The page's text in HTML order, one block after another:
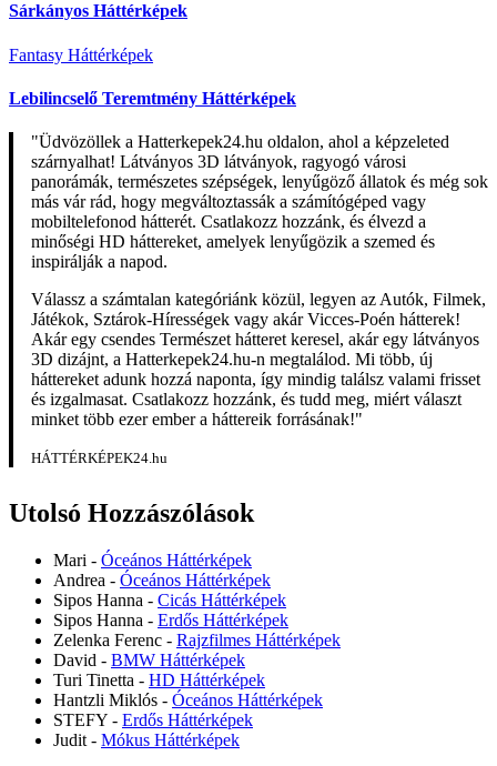
Sárkányos Háttérképek
Fantasy Háttérképek
Lebilincselő Teremtmény Háttérképek
"Üdvözöllek a Hatterkepek24.hu oldalon, ahol a képzeleted
szárnyalhat! Látványos 3D látványok, ragyogó városi
panorámák, természetes szépségek, lenyűgöző állatok és még sok
más vár rád, hogy megváltoztassák a számítógéped vagy
mobiltelefonod hátterét. Csatlakozz hozzánk, és élvezd a
minőségi HD háttereket, amelyek lenyűgözik a szemed és
inspirálják a napod.
Válassz a számtalan kategóriánk közül, legyen az Autók, Filmek,
Játékok, Sztárok-Hírességek vagy akár Vicces-Poén hátterek!
Akár egy csendes Természet hátteret keresel, akár egy látványos
3D dizájnt, a Hatterkepek24.hu-n megtalálod. Mi több, új
háttereket adunk hozzá naponta, így mindig találsz valami frisset
és izgalmasat. Csatlakozz hozzánk, és tudd meg, miért választ
minket több ezer ember a háttereik forrásának!"
HÁTTÉRKÉPEK24.hu
Utolsó Hozzászólások
Mari - Óceános Háttérképek
Andrea - Óceános Háttérképek
Sipos Hanna - Cicás Háttérképek
Sipos Hanna - Erdős Háttérképek
Zelenka Ferenc - Rajzfilmes Háttérképek
David - BMW Háttérképek
Turi Tinetta - HD Háttérképek
Hantzli Miklós - Óceános Háttérképek
STEFY - Erdős Háttérképek
Judit - Mókus Háttérképek